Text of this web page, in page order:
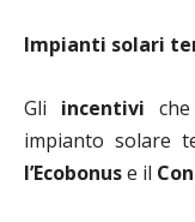
Impianti solari
Gli incentivi
impianto solare
l’Ecobonuse il